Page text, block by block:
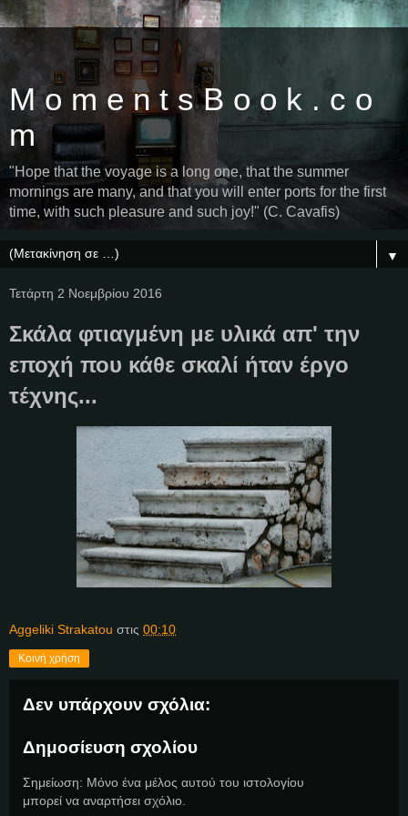
M o m e n t s B o o k . c o
m
"Hope that the voyage is a long one, that the summer
mornings are many, and that you will enter ports for the first
time, with such pleasure and such joy!" (C. Cavafis)
▼
Τετάρτη 2 Νοεμβρίου 2016
Σκάλα φτιαγμένη με υλικά απ' την
εποχή που κάθε σκαλί ήταν έργο
τέχνης...
Aggeliki Strakatou στις 00:10
Κοινή χρήση
Δεν υπάρχουν σχόλια:
Δημοσίευση σχολίου
Σημείωση: Μόνο ένα μέλος αυτού του ιστολογίου
μπορεί να αναρτήσει σχόλιο.